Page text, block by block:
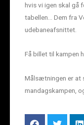
hvis vi igen skal gå
tabellen… Dem fra
udebaneafsnittet.
Få billet til kampen
Målsætningen er at
mandagskampen,